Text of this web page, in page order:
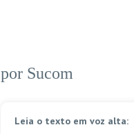
por Sucom
Leia o texto em voz alta: